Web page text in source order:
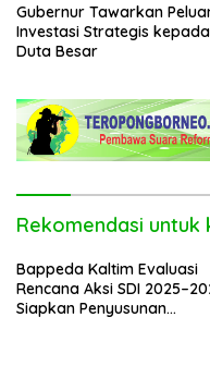
Gubernur Tawarkan
Investasi Strategis kepada
Duta Besar
Rekomendasi untuk
Bappeda Kaltim Evaluasi
Rencana Aksi SDI
Siapkan Penyusunan